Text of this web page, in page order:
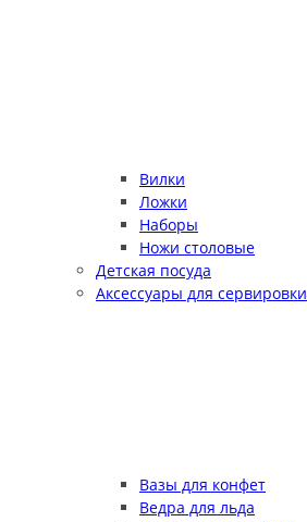
Вилки
Ложки
Наборы
Ножи столовые
Детская посуда
Аксессуары для сервировки
Вазы для конфет
Ведра для льда